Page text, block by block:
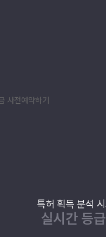
특허 획득 분석
실시간 등